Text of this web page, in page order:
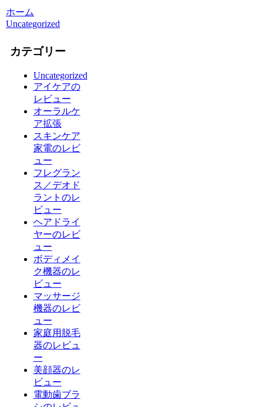
ホーム
Uncategorized
カテゴリー
Uncategorized
アイケアの
レビュー
オーラルケ
ア拡張
スキンケア
家電のレビ
ュー
フレグラン
ス／デオド
ラントのレ
ビュー
ヘアドライ
ヤーのレビ
ュー
ボディメイ
ク機器のレ
ビュー
マッサージ
機器のレビ
ュー
家庭用脱毛
器のレビュ
ー
美顔器のレ
ビュー
電動歯ブラ